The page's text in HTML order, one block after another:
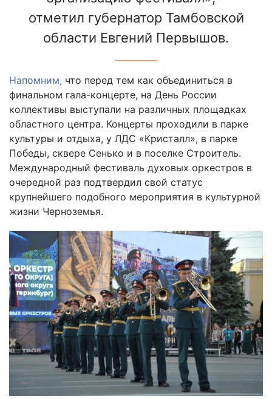
отметил губернатор Тамбовской
области Евгений Первышов.
Напомним, что перед тем как объединиться в
финальном гала-концерте, на День России
коллективы выступали на различных площадках
областного центра. Концерты проходили в парке
культуры и отдыха, у ЛДС «Кристалл», в парке
Победы, сквере Сенько и в поселке Строитель.
Международный фестиваль духовых оркестров в
очередной раз подтвердил свой статус
крупнейшего подобного мероприятия в культурной
жизни Черноземья.